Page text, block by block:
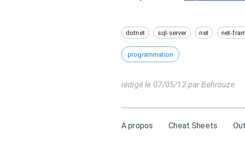
dotnet sql-server net net-
programmation
rédigé le 07/05/12 parBehrouze
A propos Cheat Sheets